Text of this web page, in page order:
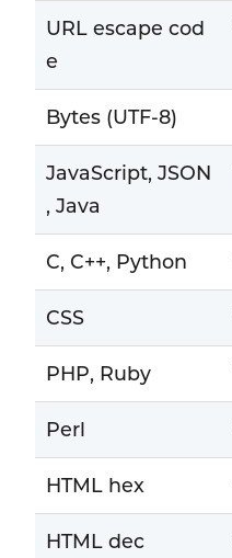
URL escape cod
e
Bytes (UTF-8)
JavaScript, JSON
, Java
C, C++, Python
CSS
PHP, Ruby
Perl
HTML hex
HTML dec